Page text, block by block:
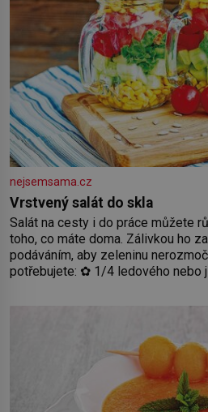
nejsemsama.cz
Vrstvený salát do skla
Salát na cesty i do práce můžete
toho, co máte doma. Zálivkou ho
podáváním, aby zeleninu
potřebujete: ✿ 1/4 ledového nebo
2 rajčata Zálivka: ✿ 4 lžíce